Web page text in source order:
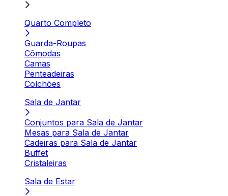
Quarto Completo
Guarda-Roupas
Cômodas
Camas
Penteadeiras
Colchões
Sala de Jantar
Conjuntos para Sala de Jantar
Mesas para Sala de Jantar
Cadeiras para Sala de Jantar
Buffet
Cristaleiras
Sala de Estar